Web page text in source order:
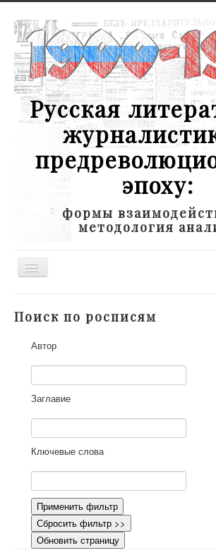
Русская
эпоху:
формы
методология
Toggle
Участники
Научная работа
Как работать с сайтом
Контакты
Поиск по росписям
Автор
Заглавие
Ключевые слова
Применить фильтр
Сбросить фильтр >>
Обновить страницу